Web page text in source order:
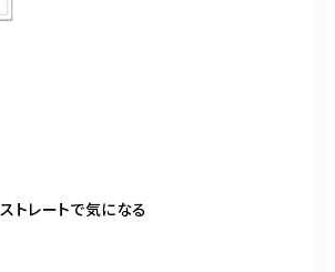
トレートで気になる